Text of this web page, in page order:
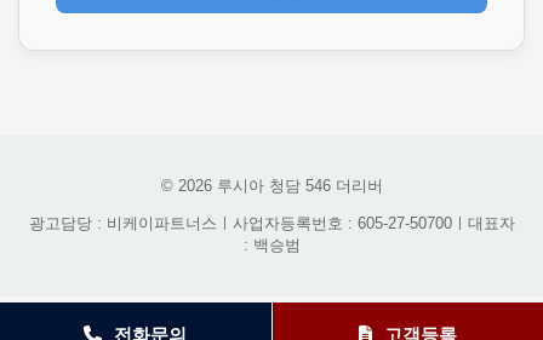
* 민원 처리 및 분쟁 대응을 위한 기록 보관
© 2026 루시아 청담 546 더리버
광고담당 : 비케이파트너스ㅣ사업자등록번호 : 605-27-50700ㅣ대표자
: 백승범
전화문의 고객등록